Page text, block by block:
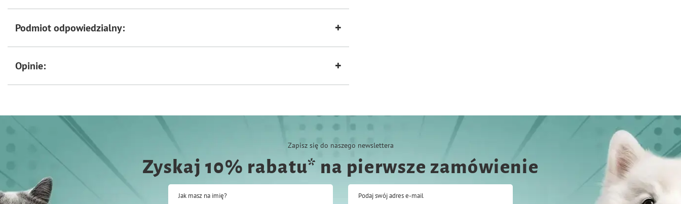
Gwarancja:
• niezmiennego składu surowcowego zapewniającego wysoką jakość pokarmu,
• pokrycia zapotrzebowania na wszystkie składniki odżywcze.
Podmiot odpowiedzialny:
Opinie:
Zapisz się do naszego newslettera
Zyskaj 10% rabatu* na pierwsze zamówienie
Jak masz na imię? Podaj swój adres e-mail